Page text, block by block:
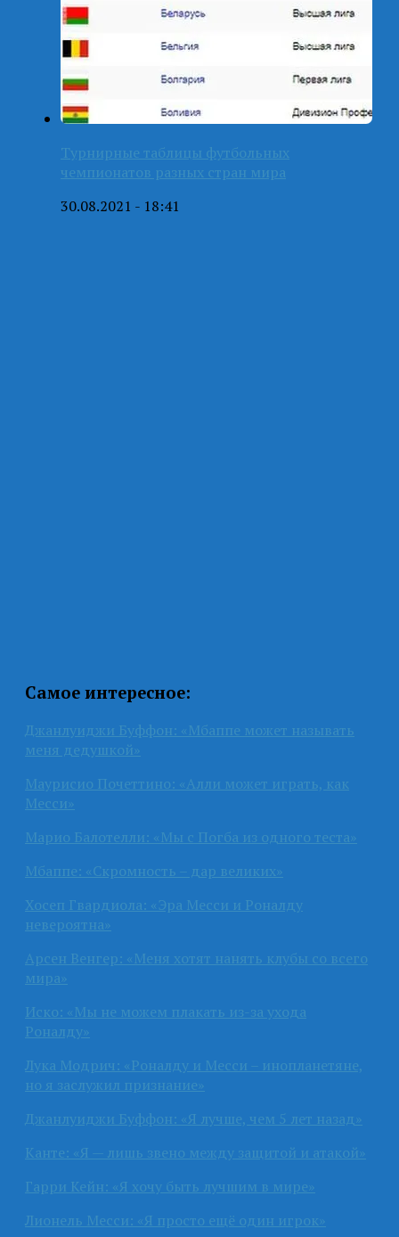
Турнирные таблицы футбольных
чемпионатов разных стран мира
30.08.2021 - 18:41
Самое интересное:
Джанлуиджи Буффон: «Мбаппе может называть
меня дедушкой»
Маурисио Почеттино: «Алли может играть, как
Месси»
Марио Балотелли: «Мы с Погба из одного теста»
Мбаппе: «Скромность – дар великих»
Хосеп Гвардиола: «Эра Месси и Роналду
невероятна»
Арсен Венгер: «Меня хотят нанять клубы со всего
мира»
Иско: «Мы не можем плакать из-за ухода
Роналду»
Лука Модрич: «Роналду и Месси – инопланетяне,
но я заслужил признание»
Джанлуиджи Буффон: «Я лучше, чем 5 лет назад»
Канте: «Я — лишь звено между защитой и атакой»
Гарри Кейн: «Я хочу быть лучшим в мире»
Лионель Месси: «Я просто ещё один игрок»